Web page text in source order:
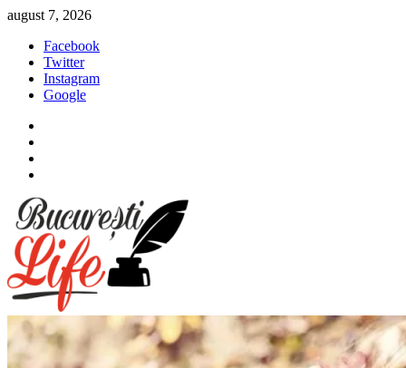
Sari
conținut
august 7, 2026
Facebook
Twitter
Instagram
Google